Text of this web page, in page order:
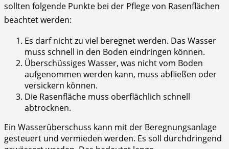
sollten folgende Punkte bei der Pflege von Rasenflächen
beachtet werden:
Es darf nicht zu viel beregnet werden. Das Wasser
muss schnell in den Boden eindringen können.
Überschüssiges Wasser, was nicht vom Boden
aufgenommen werden kann, muss abfließen oder
versickern können.
Die Rasenfläche muss oberflächlich schnell
abtrocknen.
Ein Wasserüberschuss kann mit der Beregnungsanlage
gesteuert und vermieden werden. Es soll durchdringend